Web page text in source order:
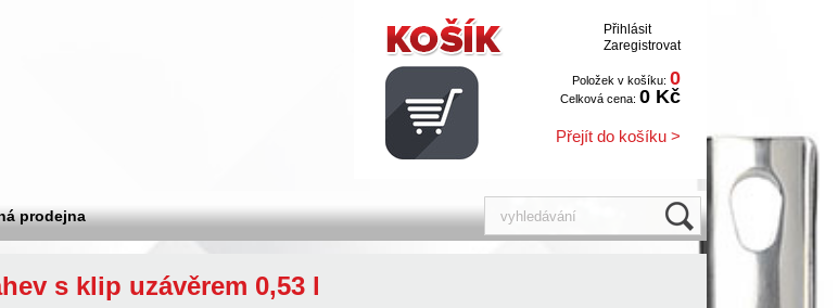
Přihlásit
Zaregistrovat
Položek v košíku: 0
Celková cena: 0 Kč
Přejít do košíku >
prodejna
s klip uzávěrem 0,53 l